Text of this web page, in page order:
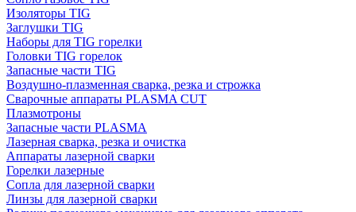
Изоляторы TIG
Заглушки TIG
Наборы для TIG горелки
Головки TIG горелок
Запасные части TIG
Воздушно-плазменная сварка, резка и строжка
Сварочные аппараты PLASMA CUT
Плазмотроны
Запасные части PLASMA
Лазерная сварка, резка и очистка
Аппараты лазерной сварки
Горелки лазерные
Сопла для лазерной сварки
Линзы для лазерной сварки